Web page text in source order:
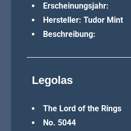
Erscheinungsjahr:
Hersteller: Tudor Mint
Beschreibung:
Legolas
The Lord of the Rings
No. 5044